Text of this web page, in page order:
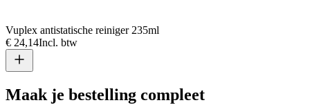
Vuplex antistatische reiniger 235ml
€ 24,14Incl. btw
Maak je bestelling compleet